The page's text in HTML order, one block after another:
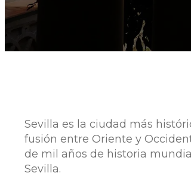
Sevilla es la ciudad más
fusión entre Oriente y
de mil años de historia
Sevilla.